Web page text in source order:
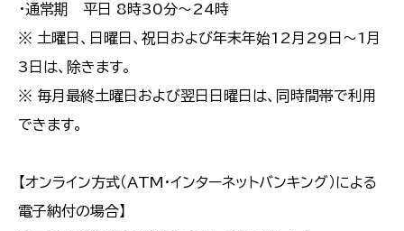
・通常期 平日 8時30分～24時
※ 土曜日、日曜日、祝日および年末年始12月29日～1月
3日は、除きます。
※ 毎月最終土曜日および翌日日曜日は、同時間帯で利用
できます。
【オンライン方式（ATM・インターネットバンキング）による
電子納付の場合】